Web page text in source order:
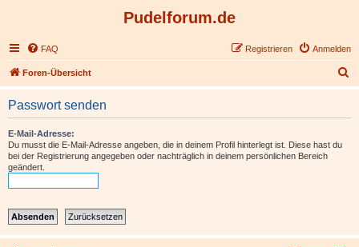
Pudelforum.de
FAQ Anmelden
Registrieren
Foren-Übersicht
u
Passwort senden
E-Mail-Adresse:
Du musst die E-Mail-Adresse angeben, die in deinem Profil hinterlegt ist. Diese hast du
bei der Registrierung angegeben oder nachträglich in deinem persönlichen Bereich
geändert.